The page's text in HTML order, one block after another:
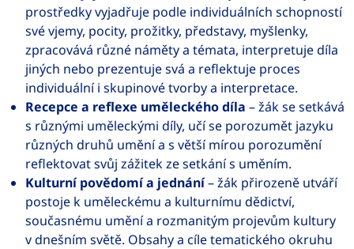
prostředky vyjadřuje podle individuálních schopností
své vjemy, pocity, prožitky, představy, myšlenky,
zpracovává různé náměty a témata, interpretuje díla
jiných nebo prezentuje svá a reflektuje proces
individuální i skupinové tvorby a interpretace.
Recepce a reflexe uměleckého díla –žák se setkává
s různými uměleckými díly, učí se porozumět jazyku
různých druhů umění a s větší mírou porozumění
reflektovat svůj zážitek ze setkání s uměním.
Kulturní povědomí a jednání– žák přirozeně utváří
postoje k uměleckému a kulturnímu dědictví,
současnému umění a rozmanitým projevům kultury
v dnešním světě. Obsahy a cíle tematického okruhu